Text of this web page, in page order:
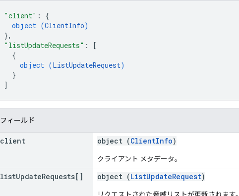
"client" : {
object (ClientInfo)
},
"listUpdateRequests" :
[
{
object (ListUpdateRequest)
}
]
フィールド
client object (ClientInfo)
クライアント メタデータ。
listUpdateRequests[] object (ListUpdateRequest)